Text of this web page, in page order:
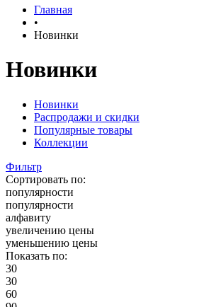
Главная
•
Новинки
Новинки
Новинки
Распродажи и скидки
Популярные товары
Коллекции
Фильтр
Сортировать по:
популярности
популярности
алфавиту
увеличению цены
уменьшению цены
Показать по:
30
30
60